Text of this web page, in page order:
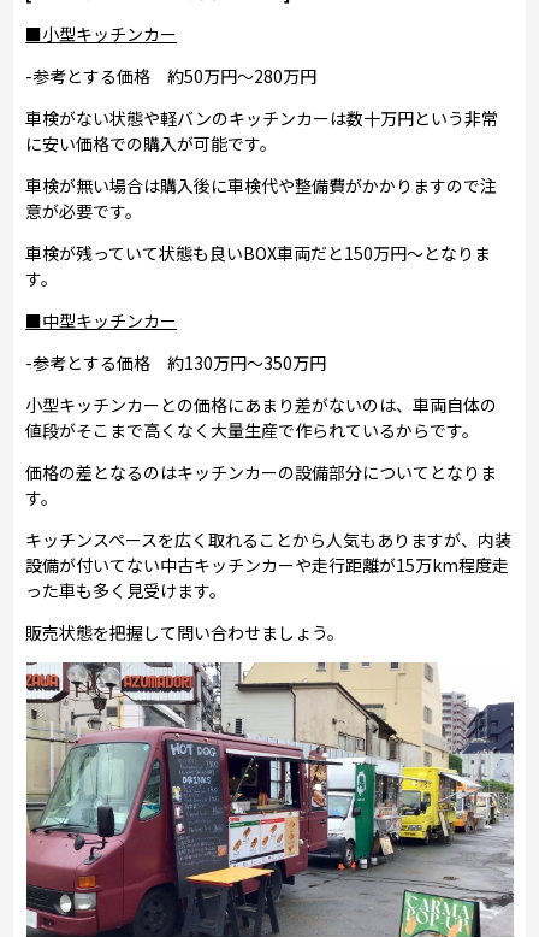
■小型キッチンカー
-参考とする価格 約50万円～280万円
車検がない状態や軽バンのキッチンカーは数十万円という非常
に安い価格での購入が可能です。
車検が無い場合は購入後に車検代や整備費がかかりますので注
意が必要です。
車検が残っていて状態も良いBOX車両だと150万円～となりま
す。
■中型キッチンカー
-参考とする価格 約130万円～350万円
小型キッチンカーとの価格にあまり差がないのは、車両自体の
値段がそこまで高くなく大量生産で作られているからです。
価格の差となるのはキッチンカーの設備部分についてとなりま
す。
キッチンスペースを広く取れることから人気もありますが、内装
設備が付いてない中古キッチンカーや走行距離が15万km程度走
った車も多く見受けます。
販売状態を把握して問い合わせましょう。